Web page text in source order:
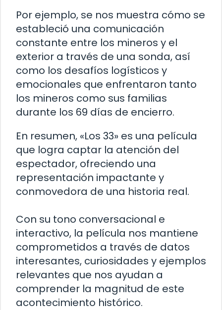
Por ejemplo, se nos muestra cómo se
estableció una comunicación
constante entre los mineros y el
exterior a través de una sonda, así
como los desafíos logísticos y
emocionales que enfrentaron tanto
los mineros como sus familias
durante los 69 días de encierro.
En resumen, «Los 33» es una película
que logra captar la atención del
espectador, ofreciendo una
representación impactante y
conmovedora de una historia real.
Con su tono conversacional e
interactivo, la película nos mantiene
comprometidos a través de datos
interesantes, curiosidades y ejemplos
relevantes que nos ayudan a
comprender la magnitud de este
acontecimiento histórico.